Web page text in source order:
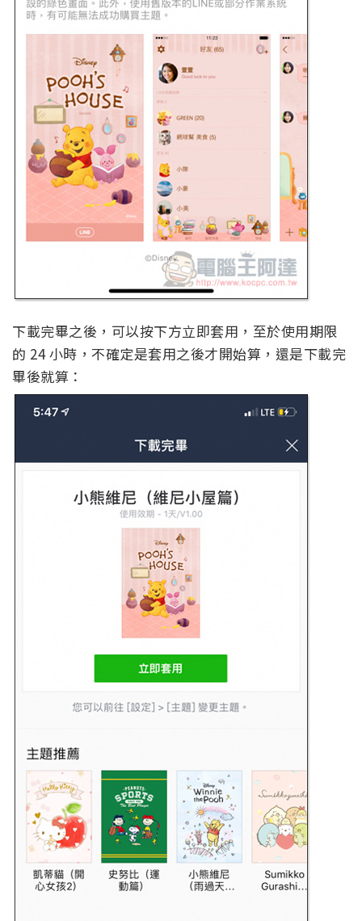
下載完畢之後，可以按下方立即套用，至於使用期限
的 24 小時，不確定是套用之後才開始算，還是下載完
畢後就算：